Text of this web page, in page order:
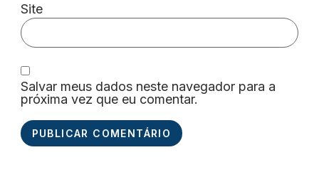
Site
Salvar meus dados neste navegador para a
próxima vez que eu comentar.